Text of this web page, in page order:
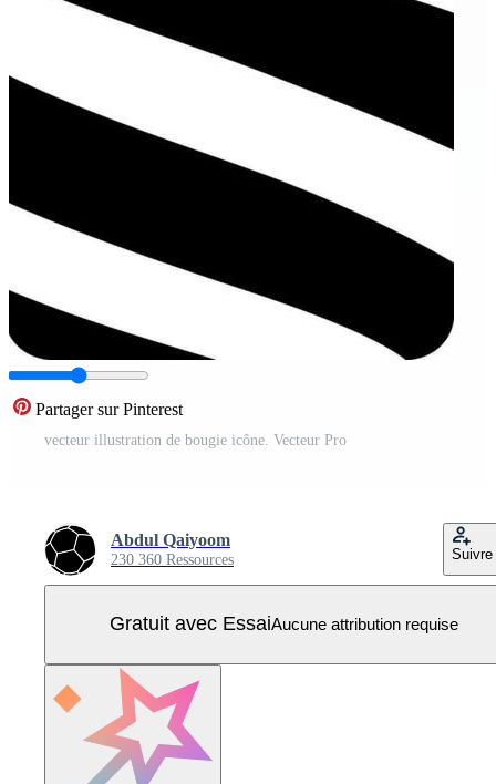
Partager sur Pinterest
vecteur illustration de bougie icône. Vecteur Pro
Abdul Qaiyoom
230 360 Ressources Suivre
Gratuit avec EssaiAucune attribution requise